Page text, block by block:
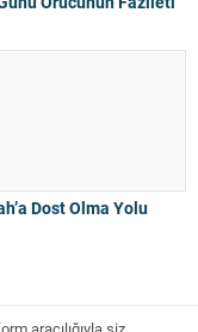
Dost Olma Yolu